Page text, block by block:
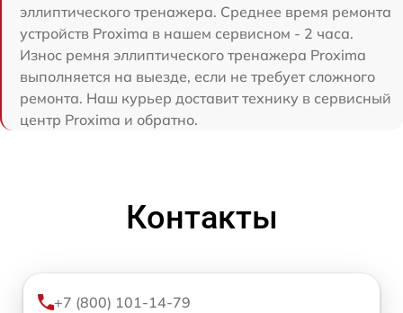
эллиптического тренажера. Среднее время ремонта
устройств Proxima в нашем сервисном - 2 часа.
Износ ремня эллиптического тренажера Proxima
выполняется на выезде, если не требует сложного
ремонта. Наш курьер доставит технику в сервисный
центр Proxima и обратно.
Контакты
+7 (800) 101-14-79